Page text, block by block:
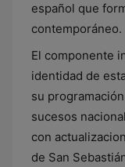
español que
contemporáneo.
El componente
identidad de
su
sucesos
con
de San